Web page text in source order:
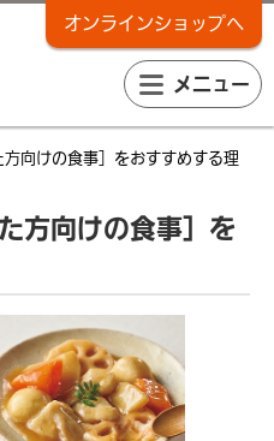
メニュー
方向けの食事］をおすすめする理
方向けの食事］を
オンラインショップヘ